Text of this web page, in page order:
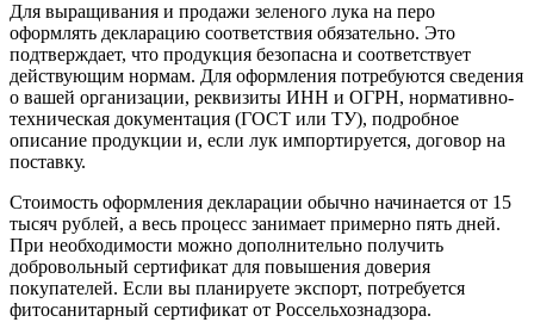
Для выращивания и продажи зеленого лука на перо
оформлять декларацию соответствия обязательно. Это
подтверждает, что продукция безопасна и соответствует
действующим нормам. Для оформления потребуются сведения
о вашей организации, реквизиты ИНН и ОГРН, нормативно-
техническая документация (ГОСТ или ТУ), подробное
описание продукции и, если лук импортируется, договор на
поставку.
Стоимость оформления декларации обычно начинается от 15
тысяч рублей, а весь процесс занимает примерно пять дней.
При необходимости можно дополнительно получить
добровольный сертификат для повышения доверия
покупателей. Если вы планируете экспорт, потребуется
фитосанитарный сертификат от Россельхознадзора.